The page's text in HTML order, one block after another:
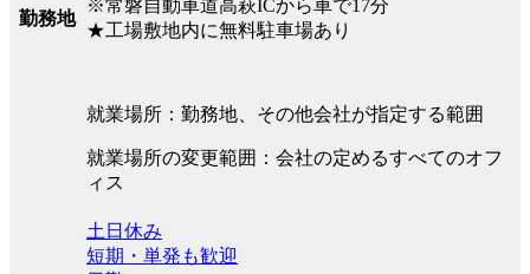
勤務地
※常磐自動車道高萩ICから車で17分
★工場敷地内に無料駐車場あり
就業場所：勤務地、その他会社が指定する範囲
就業場所の変更範囲：会社の定めるすべてのオフ
ィス
土日休み
短期・単発も歓迎